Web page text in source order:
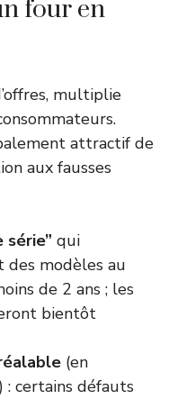
four en
multiplie
attractif de
aux fausses
série” qui
des modèles au
de 2 ans ; les
bientôt
(en
certains défauts